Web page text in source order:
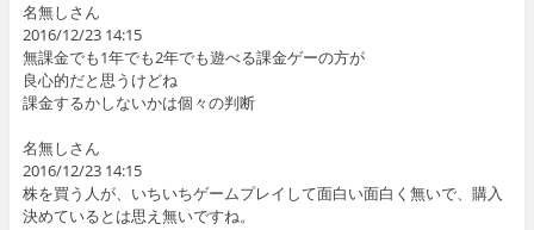
名無しさん
2016/12/23 14:15
無課金でも1年でも2年でも遊べる課金ゲーの方が
良心的だと思うけどね
課金するかしないかは個々の判断
名無しさん
2016/12/23 14:15
株を買う人が、いちいちゲームプレイして面白い面白く無いで、購入
決めているとは思え無いですね。